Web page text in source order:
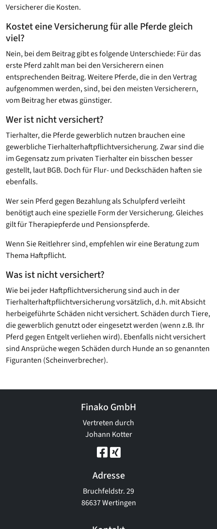
Versicherer die Kosten.
Kostet eine Versicherung für alle Pferde gleich
viel?
Nein, bei dem Beitrag gibt es folgende Unterschiede: Für das
erste Pferd zahlt man bei den Versicherern einen
entsprechenden Beitrag. Weitere Pferde, die in den Vertrag
aufgenommen werden, sind, bei den meisten Versicherern,
vom Beitrag her etwas günstiger.
Wer ist nicht versichert?
Tierhalter, die Pferde gewerblich nutzen brauchen eine
gewerbliche Tierhalterhaftpflichtversicherung. Zwar sind die
im Gegensatz zum privaten Tierhalter ein bisschen besser
gestellt, laut BGB. Doch für Flur- und Deckschäden haften sie
ebenfalls.
Wer sein Pferd gegen Bezahlung als Schulpferd verleiht
benötigt auch eine spezielle Form der Versicherung. Gleiches
gilt für Therapiepferde und Pensionspferde.
Wenn Sie Reitlehrer sind, empfehlen wir eine Beratung zum
Thema Haftpflicht.
Was ist nicht versichert?
Wie bei jeder Haftpflichtversicherung sind auch in der
Tierhalterhaftpflichtversicherung vorsätzlich, d.h. mit Absicht
herbeigeführte Schäden nicht versichert. Schäden durch Tiere,
die gewerblich genutzt oder eingesetzt werden (wenn z.B. Ihr
Pferd gegen Entgelt verliehen wird). Ebenfalls nicht versichert
sind Ansprüche wegen Schäden durch Hunde an so genannten
Figuranten (Scheinverbrecher).
Finako GmbH
Vertreten durch
Johann Kotter
Adresse
Bruchfeldstr. 29
86637 Wertingen